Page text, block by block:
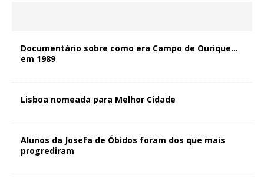
Documentário sobre como era Campo de Ourique…
em 1989
Lisboa nomeada para Melhor Cidade
Alunos da Josefa de Óbidos foram dos que mais
progrediram